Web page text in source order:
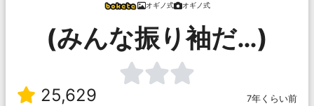
オギノ式 オギノ式
(みんな振り袖だ…)
25,629 7年くらい前